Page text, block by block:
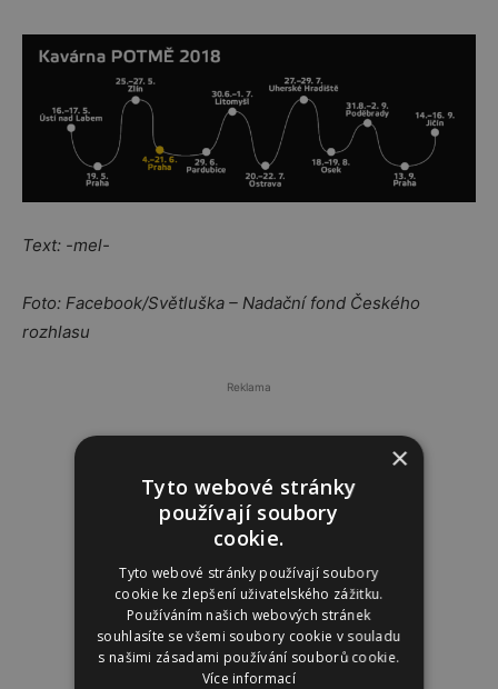
Text: -mel-
Foto: Facebook/Světluška – Nadační fond Českého
rozhlasu
Reklama
×
Tyto webové stránky
používají soubory
cookie.
Tyto webové stránky používají soubory
cookie ke zlepšení uživatelského zážitku.
Používáním našich webových stránek
souhlasíte se všemi soubory cookie v souladu
s našimi zásadami používání souborů cookie.
Více informací